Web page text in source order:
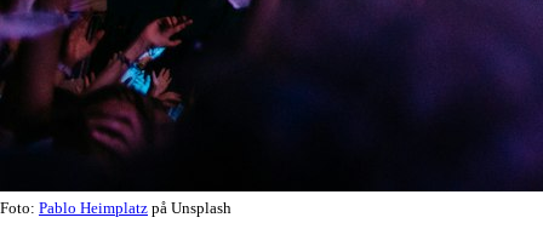
Foto: Pablo Heimplatz på Unsplash